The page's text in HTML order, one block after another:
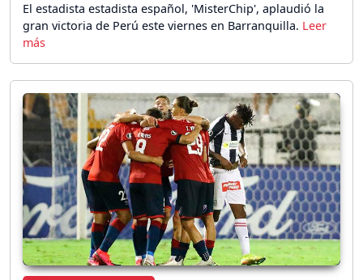
El estadista estadista español, 'MisterChip', aplaudió la
gran victoria de Perú este viernes en Barranquilla.